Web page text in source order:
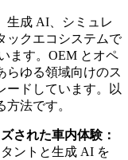
生成 AI、シミュレ
ックエコシステムで
ます。OEM とオペ
らゆる領域向けのス
ードしています。以
法です。
された車内体験：
ントと生成 AI を